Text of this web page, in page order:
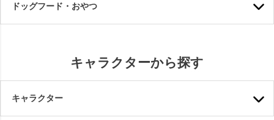
ドッグフード・おやつ
キャラクターから探す
キャラクター